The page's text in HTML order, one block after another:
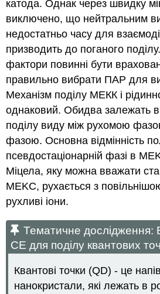
катода. Однак через швидку
виключено, що нейтральним
недостатньо часу для
призводить до поганого
фактори повинні бути
правильно вибрати ПАР для
Механізм поділу МЕКК і
однаковий. Обидва залежать
поділу виду між рухомою
фазою. Основна відмінність
псевдостаціонарній фазі в
Міцела, яку можна вважати
MEKC, рухається з
рухливі іони.
Тематичне дослідження:
СЕ для поділу квантових
Квантові точки (QD) - це
нанокристали, які лежать в